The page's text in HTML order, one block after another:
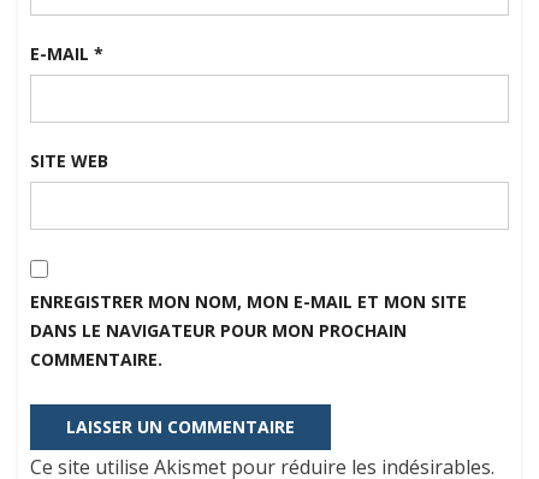
E-MAIL *
SITE WEB
ENREGISTRER MON NOM, MON E-MAIL ET MON SITE
DANS LE NAVIGATEUR POUR MON PROCHAIN
COMMENTAIRE.
Ce site utilise Akismet pour réduire les indésirables.